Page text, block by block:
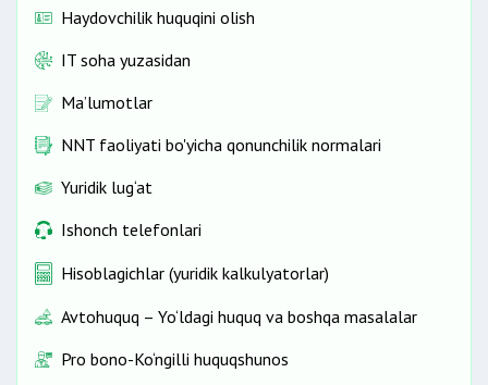
Haydovchilik huquqini olish
IT soha yuzasidan
Ma’lumotlar
NNT faoliyati bo'yicha qonunchilik normalari
Yuridik lug‘at
Ishonch telefonlari
Hisoblagichlar (yuridik kalkulyatorlar)
Avtohuquq – Yo‘ldagi huquq va boshqa masalalar
Pro bono-Ko‘ngilli huquqshunos